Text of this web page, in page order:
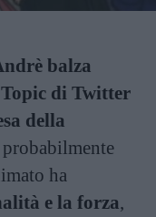
balza
di Twitter
della
ha
e la forza,